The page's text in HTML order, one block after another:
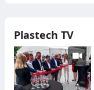
Plastech TV